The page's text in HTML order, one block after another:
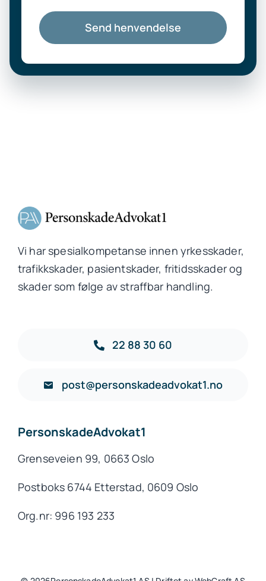
Send henvendelse
Vi har spesialkompetanse innen yrkesskader,
trafikkskader, pasientskader, fritidsskader og
skader som følge av straffbar handling.
22 88 30 60
post@personskadeadvokat1.no
PersonskadeAdvokat1
Grenseveien 99, 0663 Oslo
Postboks 6744 Etterstad, 0609 Oslo
Org.nr: 996 193 233